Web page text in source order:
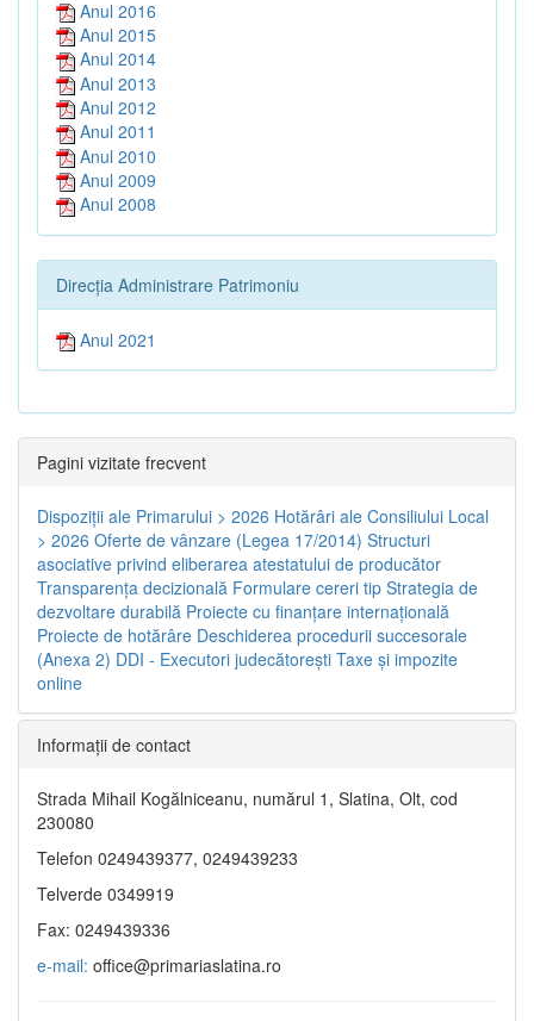
Anul 2016
Anul 2015
Anul 2014
Anul 2013
Anul 2012
Anul 2011
Anul 2010
Anul 2009
Anul 2008
Direcția Administrare Patrimoniu
Anul 2021
Pagini vizitate frecvent
Dispoziţii ale Primarului > 2026 Hotărâri ale Consiliului Local
> 2026 Oferte de vânzare (Legea 17/2014) Structuri
asociative privind eliberarea atestatului de producător
Transparenţa decizională Formulare cereri tip Strategia de
dezvoltare durabilă Proiecte cu finanţare internaţională
Proiecte de hotărâre Deschiderea procedurii succesorale
(Anexa 2) DDI - Executori judecătorești Taxe şi impozite
online
Informaţii de contact
Strada Mihail Kogălniceanu, numărul 1, Slatina, Olt, cod
230080
Telefon 0249439377, 0249439233
Telverde 0349919
Fax: 0249439336
e-mail: office@primariaslatina.ro